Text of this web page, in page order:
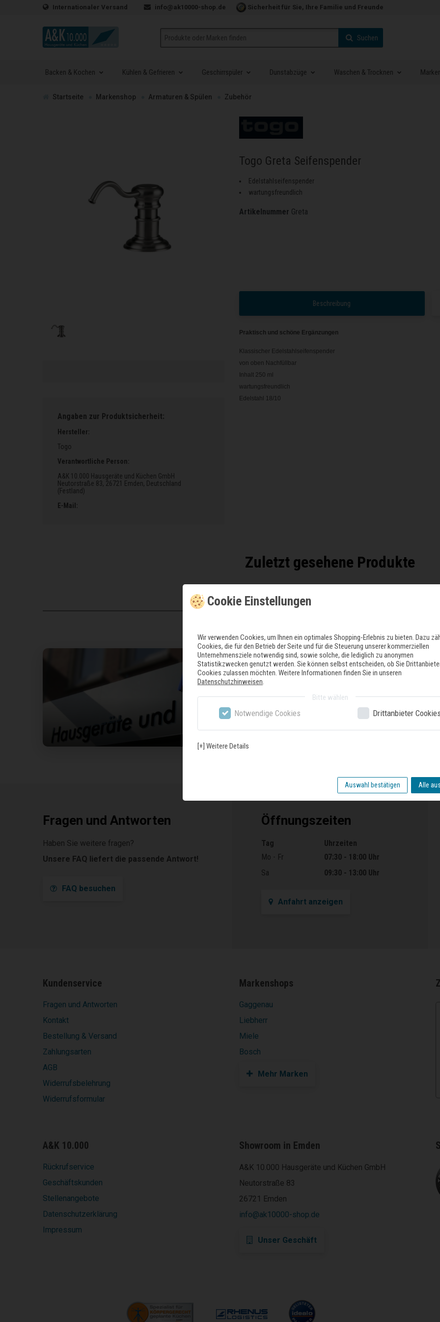
Zum Inhalt springen
Internationaler Versand info@ak10000-shop.de Sicherheit für Sie, Ihre Familie und Freunde
Suche Suchen
Backen & Kochen Kühlen & Gefrieren Geschirrspüler Dunstabzüge Waschen & Trocknen
Zur
Startseite Markenshop Armaturen & Spülen Zubehör
Angaben zur Produktsicherheit:
Hersteller:
Togo
Verantwortliche Person:
A&K 10.000 Hausgeräte und Küchen GmbH
Neutorstraße 83, 26721 Emden, Deutschland
(Festland)
E-Mail:
Togo Greta Seifenspender
Edelstahlseifenspender
wartungsfreundlich
Artikelnummer Greta
Beschreibung
Praktisch und schöne Ergänzungen
Klassischer Edelstahlseifenspender
von oben Nachfüllbar
Inhalt 250 ml
wartungsfreundlich
Edelstahl 18/10
Zuletzt gesehene Produkte
Unser Geschäft
Fragen und Antworten
Haben Sie weitere fragen?
Unsere FAQ liefert die passende Antwort!
FAQ besuchen
Öffnungszeiten
Öffnungszeiten
Tag
Uhrzeiten
Mo - Fr
07:30 - 18:00 Uhr
Sa
09:30 - 13:00 Uhr
Anfahrt anzeigen
Kundenservice
Fragen und Antworten
Kontakt
Bestellung & Versand
Zahlungsarten
AGB
Widerrufsbelehrung
Widerrufsformular
Markenshops
Gaggenau
Liebherr
Miele
Bosch
Mehr Marken
A&K 10.000
Rückrufservice
Geschäftskunden
Stellenangebote
Datenschutzerklärung
Impressum
Showroom in Emden
A&K 10.000 Hausgeräte und Küchen GmbH
Neutorstraße 83
26721 Emden
info@ak10000-shop.de
Unser Geschäft
Cookie Einstellungen
Wir verwenden Cookies, um Ihnen ein optimales Shopping-Erlebnis zu bieten. Dazu
Cookies, die für den Betrieb der Seite und für die Steuerung unserer kommerziellen
Unternehmensziele notwendig sind, sowie solche, die lediglich zu anonymen
Statistikzwecken genutzt werden. Sie können selbst entscheiden, ob Sie
Cookies zulassen möchten. Weitere Informationen finden Sie in unseren
Datenschutzhinweisen.
Bitte wählen
Notwendige Cookies Drittanbieter
[+] Weitere Details
Auswahl bestätigen Alle